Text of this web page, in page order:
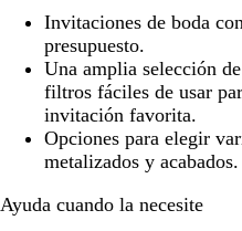
Invitaciones de boda
presupuesto.
Una amplia selección
filtros fáciles de usar
invitación favorita.
Opciones para elegir
metalizados y acabados.
Ayuda cuando la necesite